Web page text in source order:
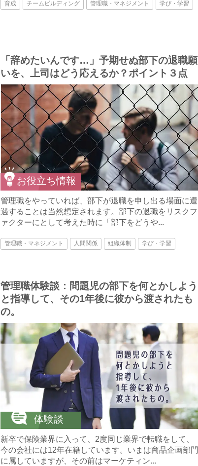
育成 チームビルディング 管理職・マネジメント 学び・学習
「辞めたいんです…」予期せぬ部下の退職願
いを、上司はどう応えるか？ポイント３点
お役立ち情報
管理職をやっていれば、部下が退職を申し出る場面に遭
遇することは当然想定されます。部下の退職をリスクフ
ァクターにとして考えた時に「部下をどうや...
管理職・マネジメント 人間関係 組織体制 学び・学習
管理職体験談：問題児の部下を何とかしよう
と指導して、その1年後に彼から渡されたも
の。
体験談
新卒で保険業界に入って、2度同じ業界で転職をして、
今の会社には12年在籍しています。いまは商品企画部門
に属していますが、その前はマーケティン...